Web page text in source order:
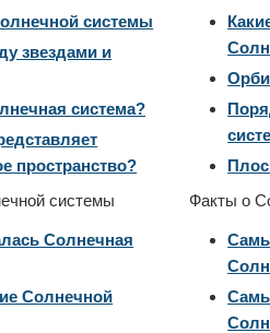
системы
звездами и
система?
пространство?
системы
Солнечная
Солнечной
Факты о